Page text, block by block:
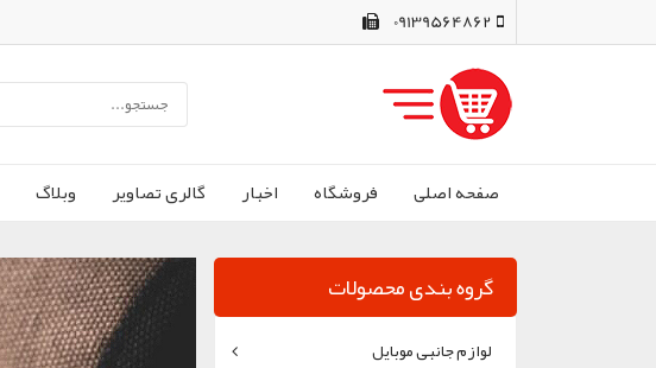
09139564862
صفحه اصلی فروشگاه اخبار گالری تصاوير وبلاگ
گروه بندی محصولات
لوازم جانبی موبایل